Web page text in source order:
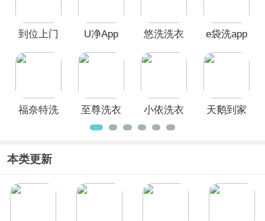
到位上门
U净App
悠洗洗衣
e袋洗app
福奈特洗
至尊洗衣
App
小依洗衣
机app
天鹅到家
本类更新